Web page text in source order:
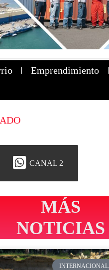
Emprendimiento
CANAL 2
MÁS
NOTICIAS
INTERNACIONAL